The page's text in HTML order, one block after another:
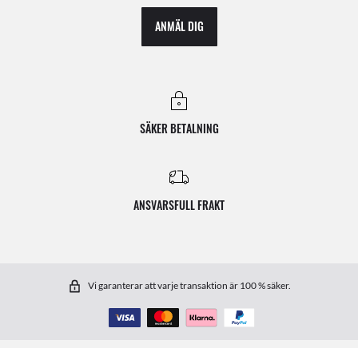
ANMÄL DIG
SÄKER BETALNING
ANSVARSFULL FRAKT
Vi garanterar att varje transaktion är 100 % säker.